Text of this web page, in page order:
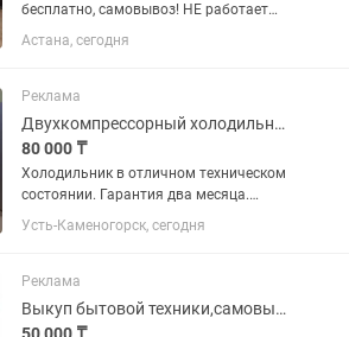
бесплатно, самовывоз! НЕ работает
лампочка внутри, датчик открытой
двери, черный дисплей на двери
Астана, сегодня
Реклама
Двухкомпрессорный холодильник Атлант . Гарантия. Доставка.
80 000 ₸
Холодильник в отличном техническом
состоянии. Гарантия два месяца.
Доставка до подъезда бесплатно.
Усть-Каменогорск, сегодня
Реклама
Выкуп бытовой техники,самовывоз.